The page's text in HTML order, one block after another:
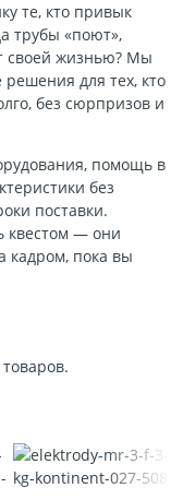
те, кто привык
трубы «поют»,
своей жизнью? Мы
для тех, кто
без сюрпризов и
помощь в
без
поставки.
квестом — они
кадром, пока вы